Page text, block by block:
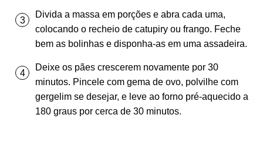
Divida a massa em porções e abra cada uma,
colocando o recheio de catupiry ou frango. Feche
bem as bolinhas e disponha-as em uma assadeira.
Deixe os pães crescerem novamente por 30
minutos. Pincele com gema de ovo, polvilhe com
gergelim se desejar, e leve ao forno pré-aquecido a
180 graus por cerca de 30 minutos.